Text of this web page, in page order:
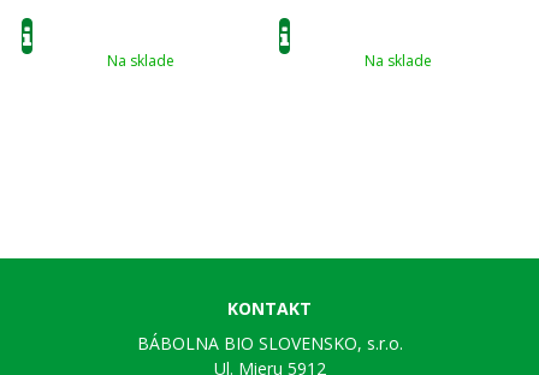
Na sklade Na sklade
KONTAKT
BÁBOLNA BIO SLOVENSKO, s.r.o.
Ul. Mieru 5912